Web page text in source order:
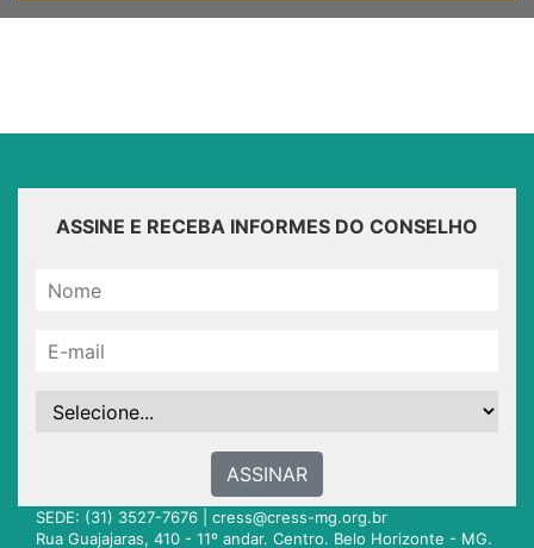
ASSINE E RECEBA INFORMES DO CONSELHO
ASSINAR
SEDE: (31) 3527-7676 | cress@cress-mg.org.br
Rua Guajajaras, 410 - 11º andar. Centro. Belo Horizonte - MG.